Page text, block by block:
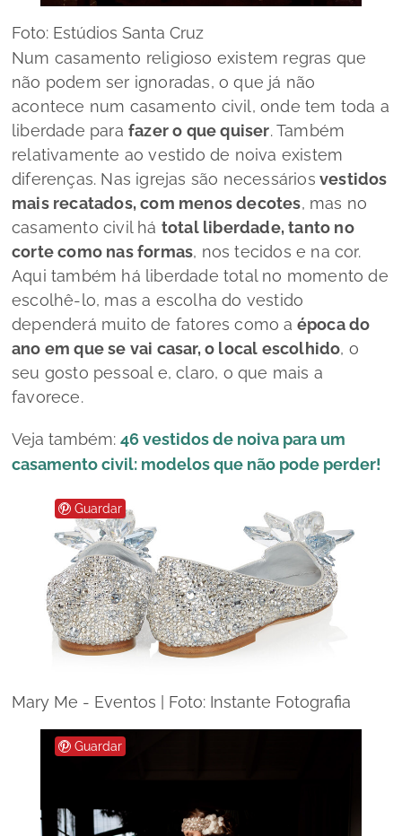
Foto: Estúdios Santa Cruz
Num casamento religioso existem regras que
não podem ser ignoradas, o que já não
acontece num casamento civil, onde tem toda a
liberdade para fazer o que quiser. Também
relativamente ao vestido de noiva existem
diferenças. Nas igrejas são necessários vestidos
mais recatados, com menos decotes, mas no
casamento civil há total liberdade, tanto no
corte como nas formas, nos tecidos e na cor.
Aqui também há liberdade total no momento de
escolhê-lo, mas a escolha do vestido
dependerá muito de fatores como a época do
ano em que se vai casar, o local escolhido, o
seu gosto pessoal e, claro, o que mais a
favorece.
Veja também: 46 vestidos de noiva para um
casamento civil: modelos que não pode perder!
Guardar
Mary Me - Eventos | Foto: Instante Fotografia
Guardar